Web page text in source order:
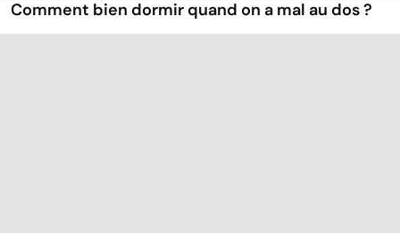
Comment bien dormir quand on a mal au dos ?